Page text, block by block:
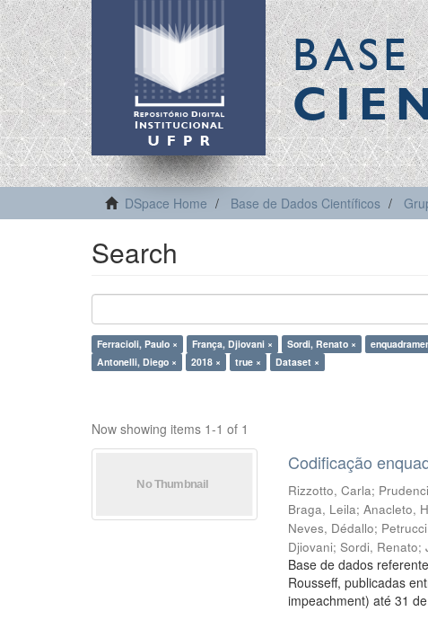
DSpace Home Base de Dados Científicos
Search
Ferracioli, Paulo × França, Djiovani × Sordi, Renato ×
Antonelli, Diego ×
2018 × true × Dataset ×
Now showing items 1-1 of 1
Codificação
Rizzotto, Carla;
Braga, Leila;Anacleto,
Neves, Dédallo;
Djiovani;Sordi, Renato;
Base de dados
Rousseff, publicadas
impeachment) até 31